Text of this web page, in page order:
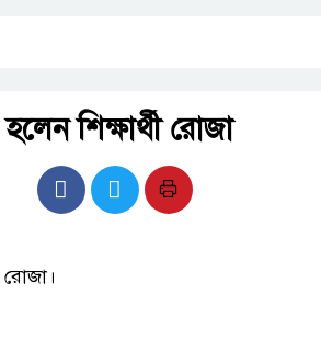
শিক্ষার্থী রোজা
রোজা।